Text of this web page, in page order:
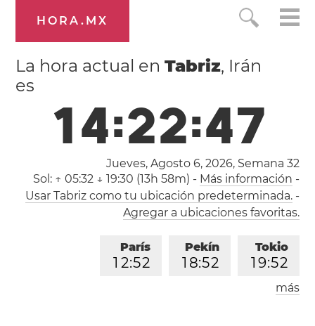
HORA.MX
La hora actual enTabriz, Irán
es
14:22:47
Jueves, Agosto 6, 2026, Semana 32
Sol: ↑ 05:32 ↓ 19:30 (13h 58m) - Más información -
Usar Tabriz como tu ubicación predeterminada.-
Agregar a ubicaciones favoritas.
Tokio
1 9:52
Pekín
1 8:52
París
1 2:52
Londres
más